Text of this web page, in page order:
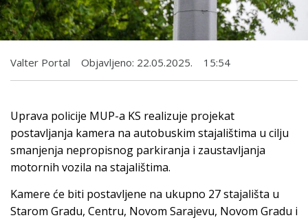
Valter Portal Objavljeno: 22.05.2025. 15:54
Uprava policije MUP-a KS realizuje projekat
postavljanja kamera na autobuskim stajalištima u cilju
smanjenja nepropisnog parkiranja i zaustavljanja
motornih vozila na stajalištima.
Kamere će biti postavljene na ukupno 27 stajališta u
Starom Gradu, Centru, Novom Sarajevu, Novom Gradu i